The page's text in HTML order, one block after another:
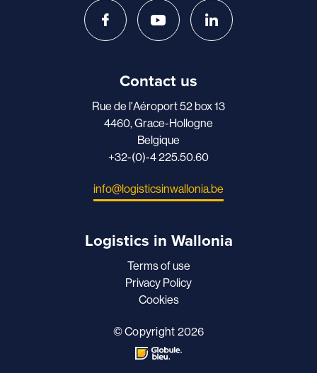
Contact us
Rue de l'Aéroport 52 box 13
4460, Grace-Hollogne
Belgique
+32-(0)-4 225.50.60
info@logisticsinwallonia.be
Logistics in Wallonia
Terms of use
Privacy Policy
Cookies
© Copyright 2026